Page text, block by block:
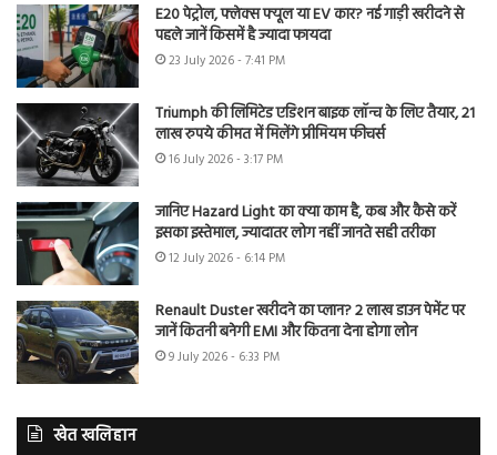
E20 पेट्रोल, फ्लेक्स फ्यूल या EV कार? नई गाड़ी खरीदने से
पहले जानें किसमें है ज्यादा फायदा
23 July 2026 - 7:41 PM
Triumph की लिमिटेड एडिशन बाइक लॉन्च के लिए तैयार, 21
लाख रुपये कीमत में मिलेंगे प्रीमियम फीचर्स
16 July 2026 - 3:17 PM
जानिए Hazard Light का क्या काम है, कब और कैसे करें
इसका इस्तेमाल, ज्यादातर लोग नहीं जानते सही तरीका
12 July 2026 - 6:14 PM
Renault Duster खरीदने का प्लान? 2 लाख डाउन पेमेंट पर
जानें कितनी बनेगी EMI और कितना देना होगा लोन
9 July 2026 - 6:33 PM
खेत खलिहान